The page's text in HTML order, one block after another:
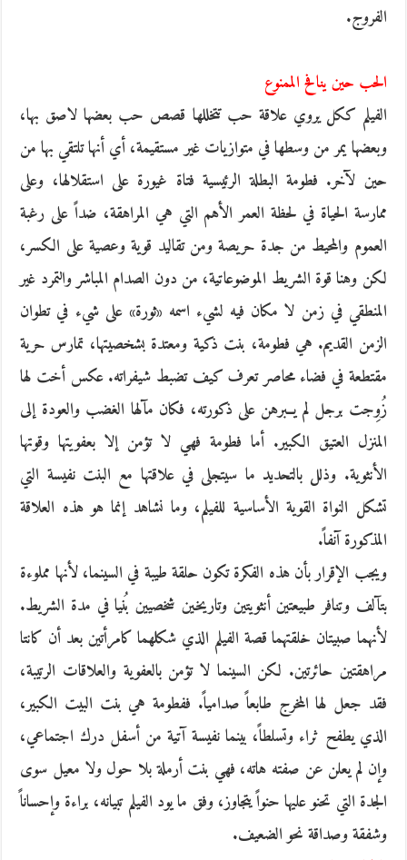
الفروج.
الحب حين ينافح الممنوع
الفيلم ككل يروي علاقة حب تتخللها قصص حب بعضها لاصق بها،
وبعضها يمر من وسطها في متوازيات غير مستقيمة، أي أنها تلتقي بها من
حين لآخر. فطومة البطلة الرئيسية فتاة غيورة على استقلالها، وعلى
ممارسة الحياة في لحظة العمر اﻷهم التي هي المراهقة، ضداً على رغبة
العموم والمحيط من جدة حريصة ومن تقاليد قوية وعصية على الكسر،
لكن وهنا قوة الشريط الموضوعاتية، من دون الصدام المباشر والتمرد غير
المنطقي في زمن لا مكان فيه لشيء اسمه «ثورة» على شيء في تطوان
الزمن القديم. هي فطومة، بنت ذكية ومعتدة بشخصيتها، تمارس حرية
مقتطعة في فضاء محاصر تعرف كيف تضبط شيفراته. عكس أخت لها
زُوِجت برجل لم يــبرهن على ذكورته، فكان مآلها الغضب والعودة إلى
المنزل العتيق الكبير. أما فطومة فهي لا تؤمن إلا بعفويتها وقوتها
الأنثوية. وذلل بالتحديد ما سيتجلى في علاقتها مع البنت نفيسة التي
تشكل النواة القوية الأساسية للفيلم، وما نشاهد إنما هو هذه العلاقة
المذكورة آنفاً.
ويجب الإقرار بأن هذه الفكرة تكون حلقة طيبة في السينما، ﻷنها مملوءة
بتآلف وتنافر طبيعتين أنثويتين وتاريخين شخصيين بُنيا في مدة الشريط.
ﻷنهما صبيتان خلقتهما قصة الفيلم الذي شكلهما كامرأتين بعد أن كانتا
مراهقتين حائرتين. لكن السينما ﻻ تؤمن بالعفوية والعلاقات الرتيبة،
فقد جعل لها المخرج طابعاً صدامياً. ففطومة هي بنت البيت الكبير،
الذي يطفح ثراء وتسلطاً، بينما نفيسة آتية من أسفل درك اجتماعي،
وإن لم يعلن عن صفته هاته، فهي بنت أرملة بلا حول وﻻ معيل سوى
الجدة التي تحنو عليها حنواً يتجاوز، وفق ما يود الفيلم تبيانه، براءة وإحساناً
وشفقة وصداقة نحو الضعيف.